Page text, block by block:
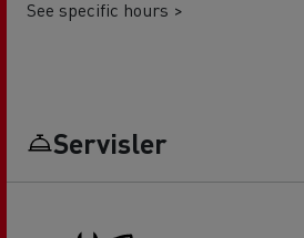
See specific hours >
Servisler